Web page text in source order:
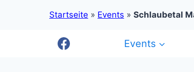
Startseite » Events » Schlaubetal
Events